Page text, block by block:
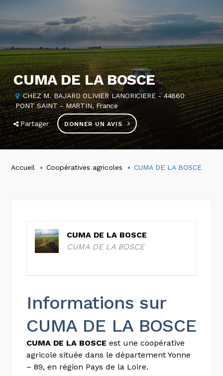
CUMA DE LA BOSCE
CHEZ M. BAJARD OLIVIER LANORICIERE - 44860
PONT SAINT - MARTIN, France
Partager DONNER UN AVIS
Accueil Coopératives agricoles CUMA DE LA BOSCE
CUMA DE LA BOSCE
CUMA DE LA BOSCE
Informations sur
CUMA DE LA BOSCE
CUMA DE LA BOSCE est une coopérative
agricole située dans le département Yonne
– 89, en région Pays de la Loire.